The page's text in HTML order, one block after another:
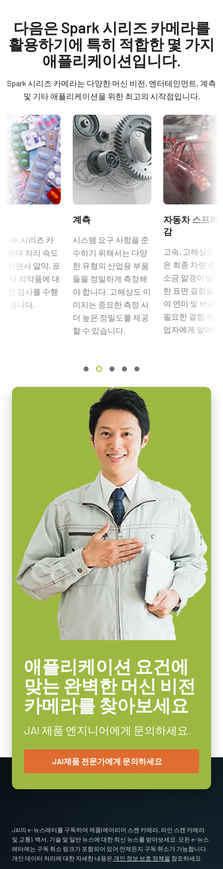
타입
Area Scan
라이트 스펙트럼
해상도
5 MP
해상도 WxH
2560 x 2048 px
프레임 속도 / 라인 속도
211 fps
인터페이스
CoaXPress-2-Lanes (PoCXP)
센서
1XCMOS
센서명
Lince5M
Global shutter
비디오 아웃
8/10/12-bit
렌즈 마운트
C-mount
소비전력
5.9 Watt
사용온도(대기온도)
Manual - SP-5000-CXP2
Datasheet - SP-5000-CXP2
Compliance documents
CE Certificate – SP-5000M-CXP2
RoHS Declaration - SP-5000M-CXP2
Other documents
Frame Rate Calculator - SP-5000 - All Models
CAD file - SP-5000-CXP2 (C-mount)
터
GPIO 및 전원 12핀 입출력 암 커넥터 및 플라잉 리드 케이블.
(LKK-IO-12PF-DM)
히로세(Hirose) 호환 커넥터
참고: 본 제품은 카메라와 함께 주문해야만 합니다(단독 주문 불
가).
데이터시트 다운로드
고성능, 고해상도 렌즈 시리즈
고해상도 카메라는 200 lp/mm 이상의 분해능이 요구되는 응용 분
야에서도 선명한 대비를 구현할 수 있는 고성능 렌즈가 필요합니
JAI의 고성능, 고해상도 렌즈 라인업은 다양한 JAI 고해상도 카메
라 모델이 제공하는 작은 픽셀 크기와 높은 디테일 수준을 최대한
활용할 수 있도록 합니다.
특정 카메라 모델에 사용 가능한 렌즈에 대한 자세한 내용은 렌즈
브로슈어를 다운로드하십시오.
컴팩트 C-마운트 렌즈
첨단 센서와 결합할 때 탁월한 성능과 가격 대비 효율성을 제공합
센서 포맷에 따라 4mm부터 75mm까지의 고정 초점 거리 제품이
포함됩니다. C-마운트와 초점 및 조리개 설정용 잠금 나사가 장착
되어 일반적인 공장 환경에서도 안정적인 작동을 보장합니다.
특정 카메라 모델에 사용 가능한 렌즈에 대한 자세한
브로셔를 다운로드하십시오.
MP-42 Tripod Mounting Plate
Tripod adapter features mounting holes to fit spacing on Spark
Series and (discontinued) Elite Series housings. Standard 1/4-20
attachment to tripods. Includes M3 screws (Depth 5). Only use the
supplied screws or other screws having the proper length. Using
longer screws can damage internal circuit boards.
Download 2D CAD drawing
CoaXPress CXP6 데이터 케이블
(마이크로 BNC - DIN)
고유연성 CoaXPress CXP6 데이터 케이블 - 마이크로 BNC-DIN.
(LKK-CXP-HDBNC-DIN-H-03)
참고: 본 제품은 카메라와 함께 주문해야 합니다(단독 주문 불가).
(DIN-DIN)
고유연성 CoaXPress CXP6 데이터 케이블 - DIN-DIN.
다음은 Spark 시리즈 카메라를
활용하기에 특히 적합한 몇 가지
애플리케이션입니다.
Spark 시리즈 카메라는 다양한 머신 비전, 엔터테인먼트, 계측
및 기타 애플리케이션을 위한 최고의 시작점입니다.
시리즈 카
최대 처리 속도
하면서 알약, 포
타 의약품에 대
한 검사를 수행
습니다.
계측
시스템 요구 사항을 준
수하기 위해서는 다양
한 유형의 산업용 부품
들을 정밀하게 측정해
야 합니다. 고해상도 이
미지는 중요한 측정 시
더 높은 정밀도를 제공
할 수 있습니다.
자동차 스프레
감
고속, 고해상도
은 최종 차량 조
소금 알갱이보다
한 표면 결함을
여 연마 및 버프
필요한 결함 위
업자에게 알려줍
애플리케이션 요건에
맞는 완벽한 머신 비전
카메라를 찾아보세요
JAI 제품 엔지니어에게 문의하세요.
JAI제품 전문가에게 문의하세요
JAI의 e-뉴스레터를 구독하여 제품(에어리어 스캔 카메라, 라인 스캔 카메라
및 교통), 백서, 기술 및 일반 뉴스에 대한 최신 뉴스를 받아보세요. 모든 e-뉴스
레터에는 구독 취소 링크가 포함되어 있어 언제든지 구독 취소가 가능합니다.
개인 데이터 처리에 대한 자세한 내용은 개인 정보 보호 정책을 참조하세요.